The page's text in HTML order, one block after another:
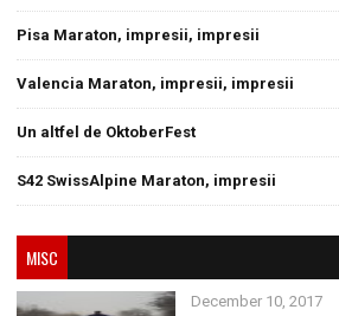
Pisa Maraton, impresii, impresii
Valencia Maraton, impresii, impresii
Un altfel de OktoberFest
S42 SwissAlpine Maraton, impresii
MISC
December 10, 2017